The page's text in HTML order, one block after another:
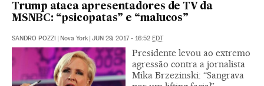
Trump ataca apresentadores de TV da
MSNBC: “psicopatas” e “malucos”
SANDRO POZZI | Nova York | JUN 29, 2017 - 16:52 EDT
Presidente levou ao extremo
agressão contra a jornalista
Mika Brzezinski: “Sangrava